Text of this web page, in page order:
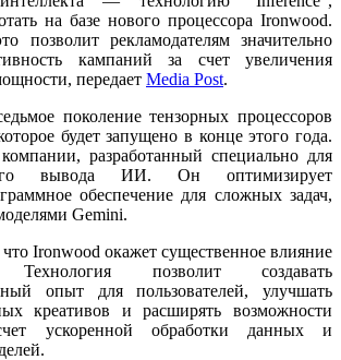
на базе нового процессора Ironwood.
позволит рекламодателям значительно
кампаний за счет увеличения
передает Media Post.
поколение тензорных процессоров
будет запущено в конце этого года.
разработанный специально для
вывода ИИ. Он оптимизирует
обеспечение для сложных задач,
Gemini.
Ironwood окажет существенное влияние
позволит создавать
опыт для пользователей, улучшать
креативов и расширять возможности
ускоренной обработки данных и